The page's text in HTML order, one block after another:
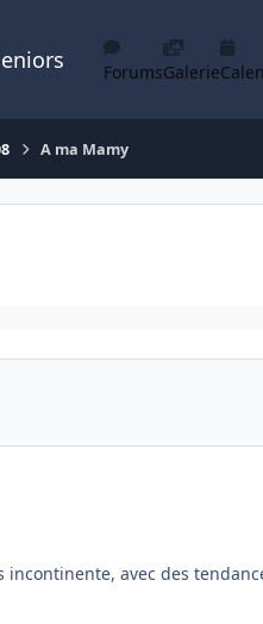
ForumsGalerie
A ma Mamy
avec des